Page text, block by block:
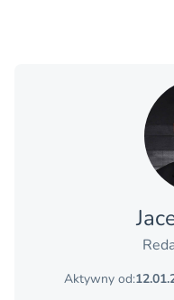
Aktywny od: